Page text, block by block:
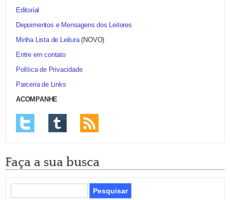
Editorial
Depoimentos e Mensagens dos Leitores
Minha Lista de Leitura(NOVO)
Entre em contato
Política de Privacidade
Parceria de Links
ACOMPANHE
Faça a sua busca